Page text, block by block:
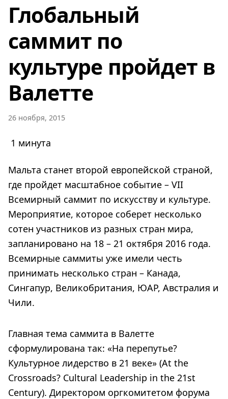
Глобальный
саммит по
культуре пройдет в
Валетте
26 ноября, 2015
1 минута
Мальта станет второй европейской страной,
где пройдет масштабное событие – VII
Всемирный саммит по искусству и культуре.
Мероприятие, которое соберет несколько
сотен участников из разных стран мира,
запланировано на 18 – 21 октября 2016 года.
Всемирные саммиты уже имели честь
принимать несколько стран – Канада,
Сингапур, Великобритания, ЮАР, Австралия и
Чили.
Главная тема саммита в Валетте
сформулирована так: «На перепутье?
Культурное лидерство в 21 веке» (At the
Crossroads? Cultural Leadership in the 21st
Century). Директором оргкомитетом форума